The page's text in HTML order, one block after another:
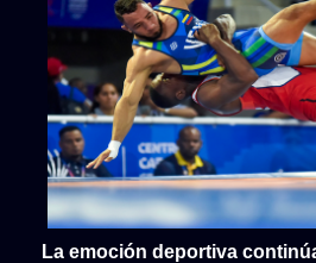
La emoción deportiva